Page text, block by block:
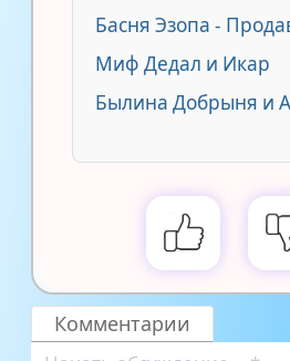
Басня Эзопа -
Миф Дедал и Икар
Былина Добрыня и
Комментарии